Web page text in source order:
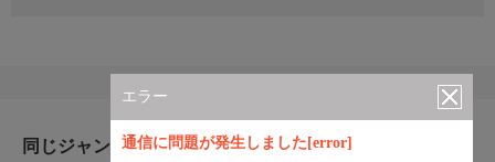
エラー
通信に問題が発生しました[error]
同じジャンルのおすすめ番組